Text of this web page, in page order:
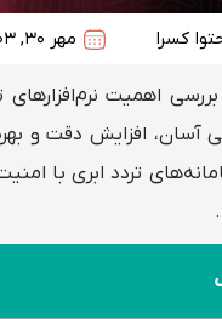
کسرا مهر 30, 1403
اهمیت
آسان، افزایش دقت و
تردد ابری با